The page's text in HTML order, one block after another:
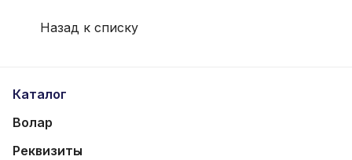
Назад к списку
Каталог
Волар
Реквизиты